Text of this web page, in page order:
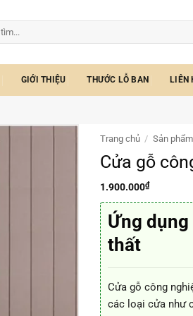
GIỚI THIỆU THƯỚC LỖ BAN LIÊN
Trang chủ / Sản phẩm
Cửa gỗ
1.900.000₫
Ứng
thất
Cửa gỗ công
các loại cửa như